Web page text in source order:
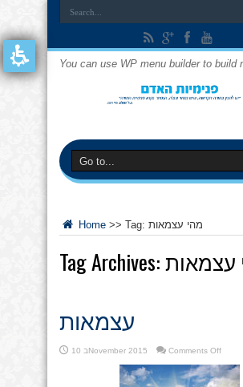
You can use WP menu builder to build
Home >> Tag: מהי עצמאות
Tag Archives:עצמאות
עצמאות
10 בNovember 2015 Comments Offon